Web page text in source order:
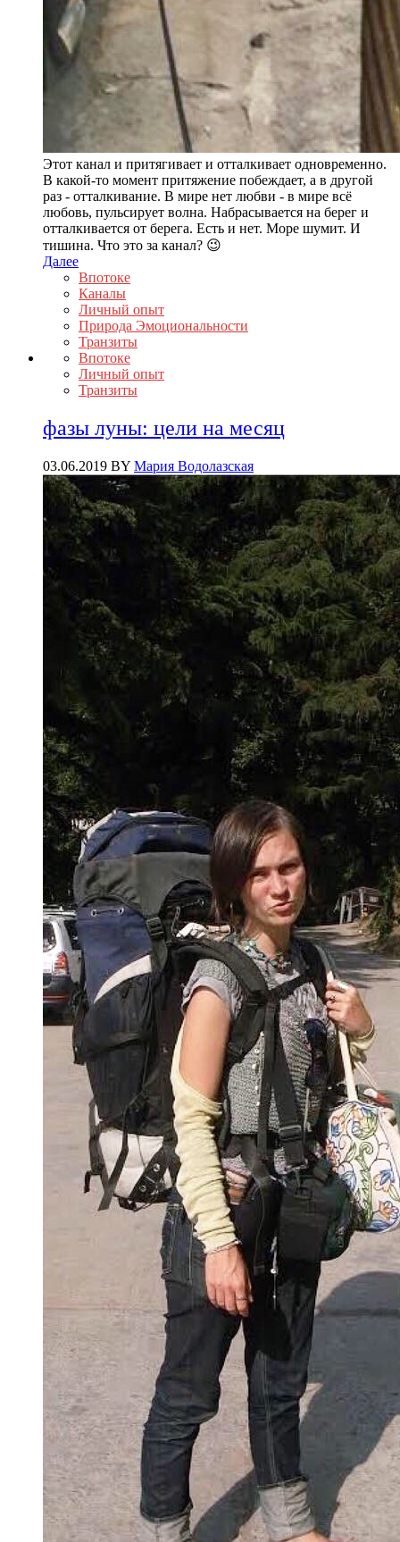
Этот канал и притягивает и отталкивает одновременно.
В какой-то момент притяжение побеждает, а в другой
раз - отталкивание. В мире нет любви - в мире всё
любовь, пульсирует волна. Набрасывается на берег и
отталкивается от берега. Есть и нет. Море шумит. И
тишина. Что это за канал? 😉
Далее
Впотоке
Каналы
Личный опыт
Природа Эмоциональности
Транзиты
Впотоке
Личный опыт
Транзиты
фазы луны: цели на месяц
03.06.2019 BY Мария Водолазская